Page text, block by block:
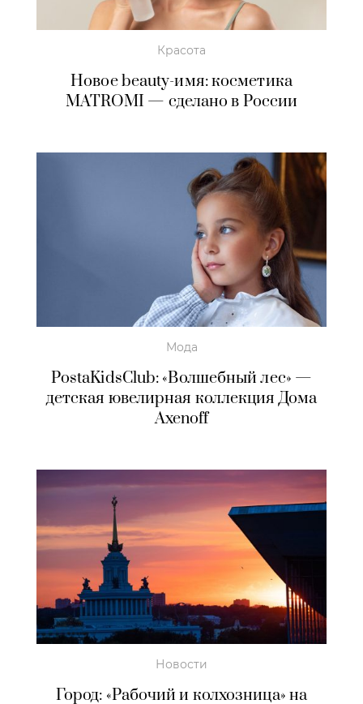
Красота
Новое beauty-имя: косметика
MATROMI — сделано в России
Мода
PostaKidsClub: «Волшебный лес» —
детская ювелирная коллекция Дома
Axenoff
Новости
Город: «Рабочий и колхозница» на